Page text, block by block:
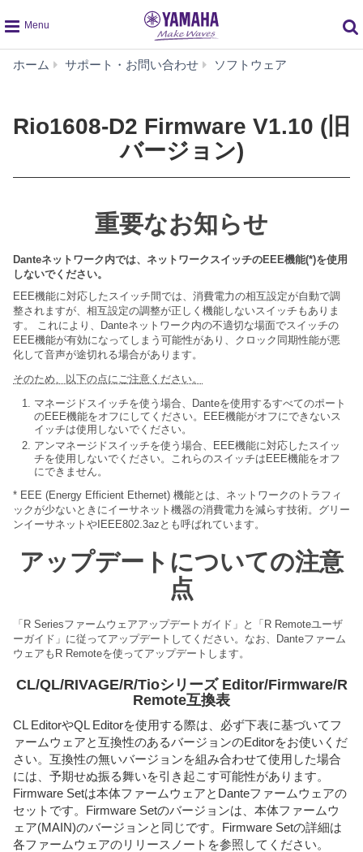
global
navigation
ホーム サポート・お問い合わせ ソフトウェア
(旧
Rio1608-D2 Firmware V1.10 (旧
バージョン)
重要なお知らせ
Danteネットワーク内では、ネットワークスイッチのEEE機能(*)を使用
しないでください。
EEE機能に対応したスイッチ間では、消費電力の相互設定が自動で調
整されますが、相互設定の調整が正しく機能しないスイッチもありま
す。 これにより、Danteネットワーク内の不適切な場面でスイッチの
EEE機能が有効になってしまう可能性があり、クロック同期性能が悪
化して音声が途切れる場合があります。
そのため、以下の点にご注意ください。
マネージドスイッチを使う場合、Danteを使用するすべてのポート
のEEE機能をオフにしてください。EEE機能がオフにできないス
イッチは使用しないでください。
アンマネージドスイッチを使う場合、EEE機能に対応したスイッ
チを使用しないでください。これらのスイッチはEEE機能をオフ
にできません。
* EEE (Energy Efficient Ethernet) 機能とは、ネットワークのトラフィ
ックが少ないときにイーサネット機器の消費電力を減らす技術。グリー
ンイーサネットやIEEE802.3azとも呼ばれています。
アップデートについての注意
点
「R Seriesファームウェアアップデートガイド」と「R Remoteユーザ
ーガイド」に従ってアップデートしてください。なお、Danteファーム
ウェアもR Remoteを使ってアップデートします。
CL/QL/RIVAGE/R/Tioシリーズ Editor/Firmware/R
Remote互換表
CL EditorやQL Editorを使用する際は、必ず下表に基づいてフ
ァームウェアと互換性のあるバージョンのEditorをお使いくだ
さい。互換性の無いバージョンを組み合わせて使用した場合
には、予期せぬ振る舞いを引き起こす可能性があります。
Firmware Setは本体ファームウェアとDanteファームウェアの
セットです。Firmware Setのバージョンは、本体ファームウ
ェア(MAIN)のバージョンと同じです。Firmware Setの詳細は
各ファームウェアのリリースノートを参照してください。